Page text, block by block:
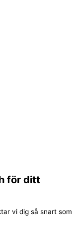
för ditt
vi dig så snart som